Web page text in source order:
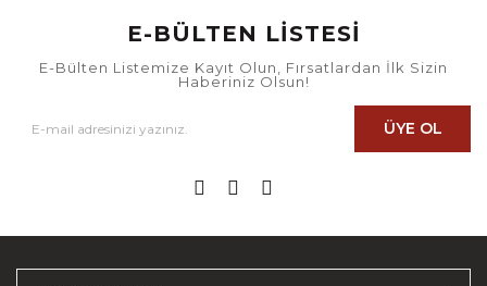
E-BÜLTEN LİSTESİ
E-Bülten Listemize Kayıt Olun, Fırsatlardan İlk Sizin
Haberiniz Olsun!
ÜYE OL